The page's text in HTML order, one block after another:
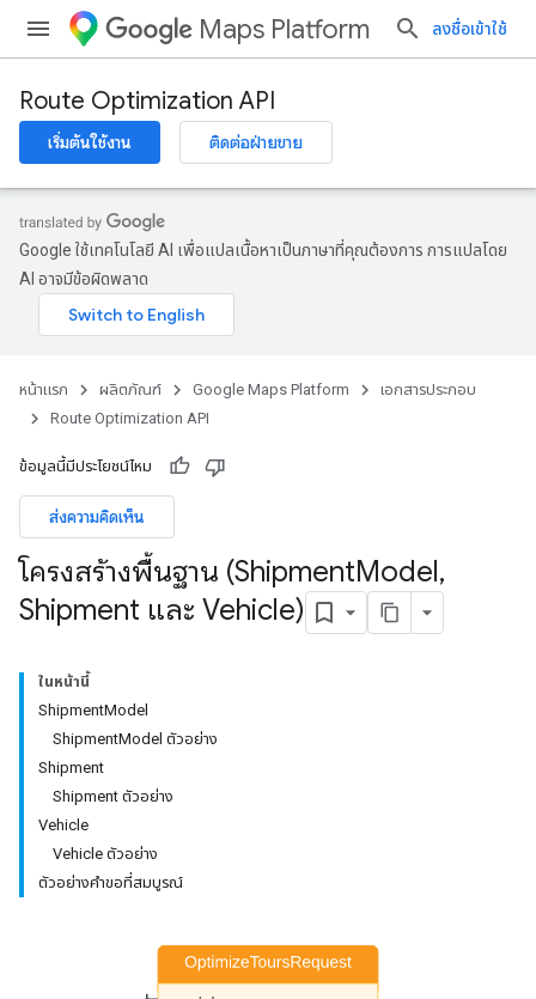
Maps Platform ลงชื่อเข้าใช้
Route Optimization API
เริ่มต้นใช้งาน ติดต่อฝ่ายขาย
Google ใช้เทคโนโลยี AI เพื่อแปลเนื้อหาเป็นภาษาที่คุณต้องการ การแปลโดย
AI อาจมีข้อผิดพลาด
หน้าแรก ผลิตภัณฑ์ Google Maps Platform
เอกสารประกอบ
Route Optimization API
ข้อมูลนี้มีประโยชน์ไหม
ส่งความคิดเห็น
โครงสร้างพื้นฐาน (ShipmentModel,
Shipment และ Vehicle)
ในหน้านี้
ShipmentModel
ShipmentModel ตัวอย่าง
Shipment
Shipment ตัวอย่าง
Vehicle
Vehicle ตัวอย่าง
ตัวอย่างคำขอที่สมบูรณ์